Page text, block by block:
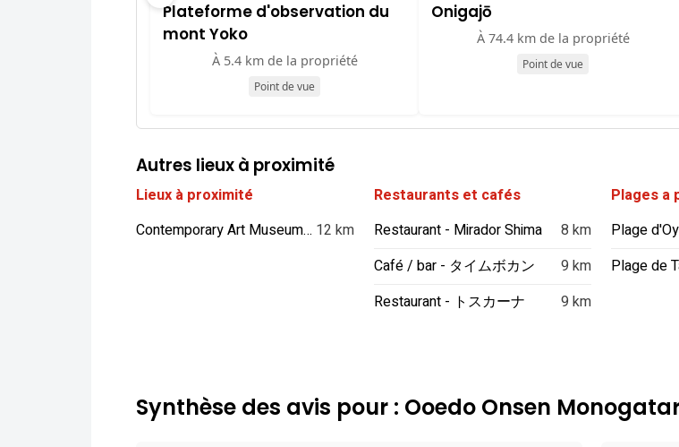
Plateforme d'observation du
mont Yoko
À 5.4 km de la propriété
Point de vue
Onigajō
À 74.4 km de la propriété
Point de vue
Autres lieux à proximité
Lieux à proximité
Contemporary Art Museum Ise 12 km
Restaurants et cafés
Restaurant - Mirador Shima
8 km
Café / bar - タイムボカン
9 km
Restaurant - トスカーナ
9 km
Plages a
Plage
Plage de
Synthèse des avis pour : Ooedo Onsen